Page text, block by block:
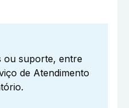
ou suporte, entre
de Atendimento